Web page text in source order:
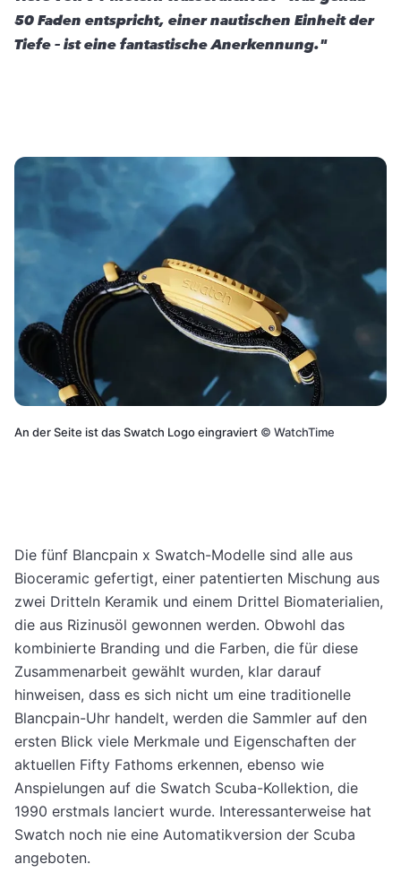
50 Faden entspricht, einer nautischen Einheit der
Tiefe – ist eine fantastische Anerkennung."
An der Seite ist das Swatch Logo eingraviert © WatchTime
Die fünf Blancpain x Swatch-Modelle sind alle aus
Bioceramic gefertigt, einer patentierten Mischung aus
zwei Dritteln Keramik und einem Drittel Biomaterialien,
die aus Rizinusöl gewonnen werden. Obwohl das
kombinierte Branding und die Farben, die für diese
Zusammenarbeit gewählt wurden, klar darauf
hinweisen, dass es sich nicht um eine traditionelle
Blancpain-Uhr handelt, werden die Sammler auf den
ersten Blick viele Merkmale und Eigenschaften der
aktuellen Fifty Fathoms erkennen, ebenso wie
Anspielungen auf die Swatch Scuba-Kollektion, die
1990 erstmals lanciert wurde. Interessanterweise hat
Swatch noch nie eine Automatikversion der Scuba
angeboten.